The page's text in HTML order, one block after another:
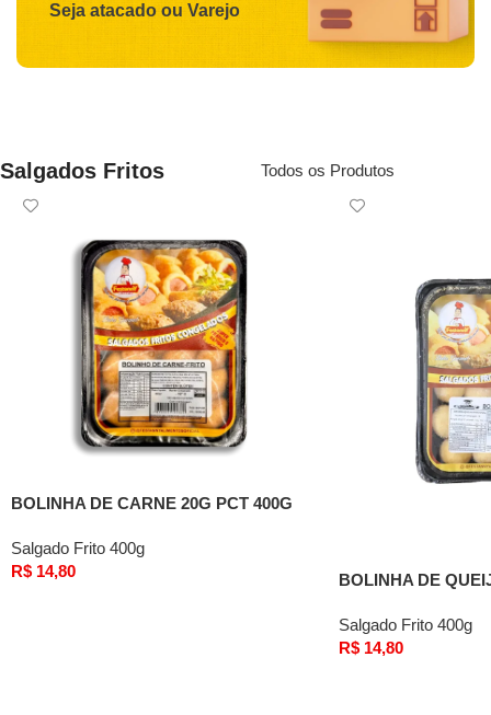
Seja atacado ou Varejo
Salgados Fritos Todos os Produtos
BOLINHA DE CARNE 20G PCT 400G
Salgado Frito 400g
R$ 14,80
BOLINHA DE
Salgado Frito 400g
R$14,80